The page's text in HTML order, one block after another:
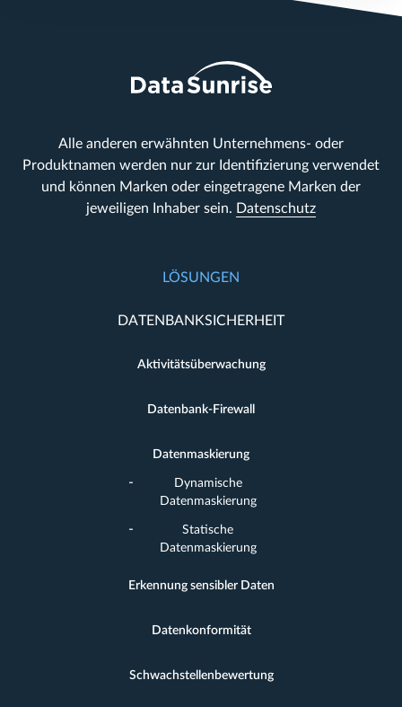
Alle anderen erwähnten Unternehmens- oder
Produktnamen werden nur zur Identifizierung verwendet
und können Marken oder eingetragene Marken der
jeweiligen Inhaber sein. Datenschutz
LÖSUNGEN
DATENBANKSICHERHEIT
Aktivitätsüberwachung
Datenbank-Firewall
Datenmaskierung
Dynamische
Datenmaskierung
Statische
Datenmaskierung
Erkennung sensibler Daten
Datenkonformität
Schwachstellenbewertung